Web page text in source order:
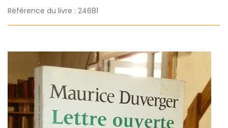
Référence du livre : 24681